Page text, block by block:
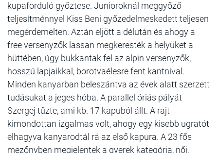
kupaforduló győztese. Junioroknál meggyőző
teljesítménnyel Kiss Beni győzedelmeskedett teljesen
megérdemelten. Aztán eljött a délután és ahogy a
free versenyzők lassan megkeresték a helyüket a
hüttében, úgy bukkantak fel az alpin versenyzők,
hosszú lapjaikkal, borotvaélesre fent kantnival.
Minden kanyarban beleszántva az évek alatt szerzett
tudásukat a jeges hóba. A parallel óriás pályát
Szergej tűzte, ami kb. 17 kapuból állt. A rajt
kimondottan izgalmas volt, ahogy egy kisebb ugratót
elhagyva kanyarodtál rá az első kapura. A 23 fős
mezőnyben megjelentek a gyerek kategória, női,